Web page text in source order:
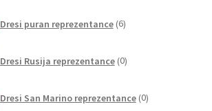
Dresi puran reprezentance 6izdelkov
Dresi Rusija reprezentance 0izdelkov
Dresi San Marino reprezentance 0izdelkov